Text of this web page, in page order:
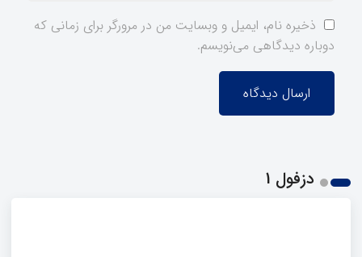
ذخیره نام، ایمیل و وبسایت من در مرورگر برای زمانی که
دوباره دیدگاهی می‌نویسم.
دزفول 1